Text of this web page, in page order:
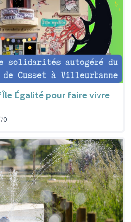
Égalité pour faire vivre
0